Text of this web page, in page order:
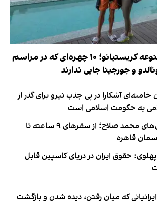
لیست ممنوعه کریستیانو؛ ۱۰ چهره‌ای که در مراسم
و جورجینا جایی ندارند
خامنه‌ای آشکارا در پی جذب نیرو برای گذر از
به حکومت اسلامی است
روایت فداکاری‌های محمد صلاح؛ از سفرهای ۹ ساعته تا
قاهره
حقوق ایران در دریای کاسپین قابل
که میان رفتن، دیده شدن و بازگشت